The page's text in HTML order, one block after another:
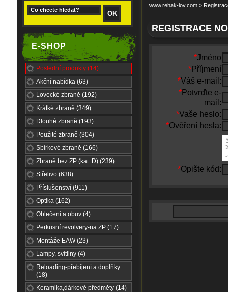
E-SHOP
Poslední produkty (14)
Akční nabídka (63)
Lovecké zbraně (192)
Krátké zbraně (349)
Dlouhé zbraně (193)
Použité zbraně (304)
Sbírkové zbraně (166)
Zbraně bez ZP (kat. D) (239)
Střelivo (638)
Příslušenství (911)
Optika (162)
Oblečení a obuv (4)
Perkusní revolvery-na ZP (17)
Montáže EAW (23)
Lampy, svítilny (4)
Reloading-přebíjení a doplňky
(18)
Keramika,dárkové předměty (14)
www.rehak-lov.com >
REGISTRACE
*Jméno
*Příjmení
*Váš e-mail:
*Potvrďte e-
mail:
*Vaše heslo:
*Ověření hesla:
*Opište kód: